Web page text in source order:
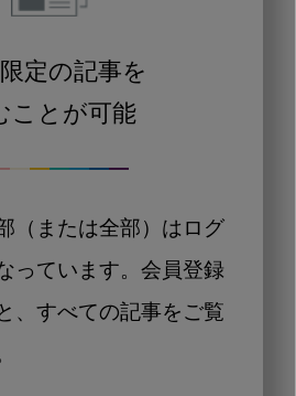
定の記事を
ことが可能
（または全部）はログ
っています。会員登録
、すべての記事をご覧